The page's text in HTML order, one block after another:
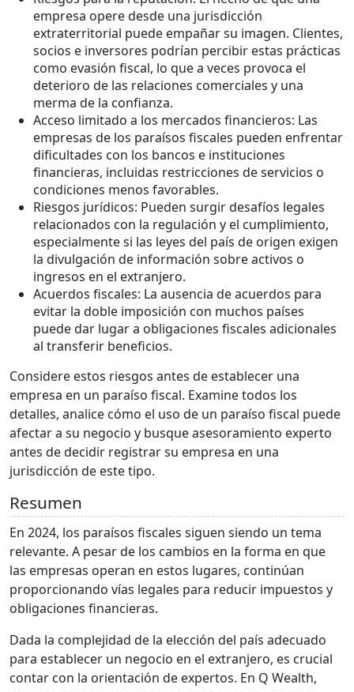
empresa opere desde una jurisdicción
extraterritorial puede empañar su imagen. Clientes,
socios e inversores podrían percibir estas prácticas
como evasión fiscal, lo que a veces provoca el
deterioro de las relaciones comerciales y una
merma de la confianza.
Acceso limitado a los mercados financieros: Las
empresas de los paraísos fiscales pueden enfrentar
dificultades con los bancos e instituciones
financieras, incluidas restricciones de servicios o
condiciones menos favorables.
Riesgos jurídicos: Pueden surgir desafíos legales
relacionados con la regulación y el cumplimiento,
especialmente si las leyes del país de origen exigen
la divulgación de información sobre activos o
ingresos en el extranjero.
Acuerdos fiscales: La ausencia de acuerdos para
evitar la doble imposición con muchos países
puede dar lugar a obligaciones fiscales adicionales
al transferir beneficios.
Considere estos riesgos antes de establecer una
empresa en un paraíso fiscal. Examine todos los
detalles, analice cómo el uso de un paraíso fiscal puede
afectar a su negocio y busque asesoramiento experto
antes de decidir registrar su empresa en una
jurisdicción de este tipo.
Resumen
En 2024, los paraísos fiscales siguen siendo un tema
relevante. A pesar de los cambios en la forma en que
las empresas operan en estos lugares, continúan
proporcionando vías legales para reducir impuestos y
obligaciones financieras.
Dada la complejidad de la elección del país adecuado
para establecer un negocio en el extranjero, es crucial
contar con la orientación de expertos. En Q Wealth,